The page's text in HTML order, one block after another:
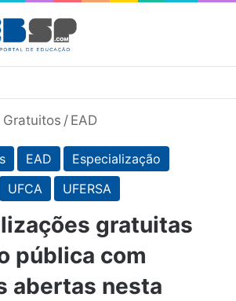
Gratuitos / EAD
EAD
Especialização
UFCA UFERSA
gratuitas
pública com
abertas nesta